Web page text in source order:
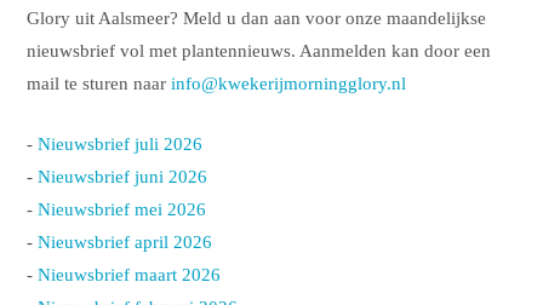
Glory uit Aalsmeer? Meld u dan aan voor onze maandelijkse
nieuwsbrief vol met plantennieuws. Aanmelden kan door een
mail te sturen naarinfo@kwekerijmorningglory.nl
-Nieuwsbrief juli 2026
-Nieuwsbrief juni 2026
-Nieuwsbrief mei 2026
-Nieuwsbrief april 2026
-Nieuwsbrief maart 2026